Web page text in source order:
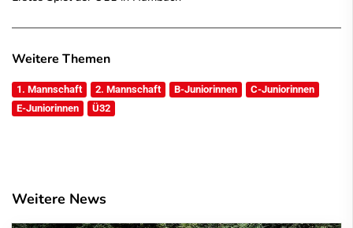
Weitere Themen
1. Mannschaft 2. Mannschaft B-Juniorinnen
C-Juniorinnen
E-Juniorinnen
Ü32
Weitere News